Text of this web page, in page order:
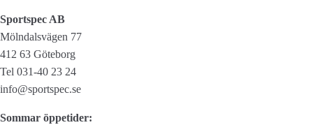
Sportspec AB
Mölndalsvägen 77
412 63 Göteborg
Tel 031-40 23 24
info@sportspec.se
Sommar öppetider: